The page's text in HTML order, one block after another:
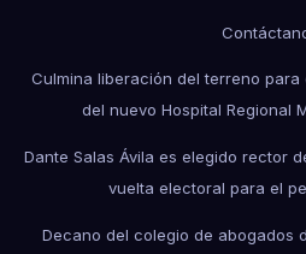
Culmina liberación del terreno
del nuevo Hospital Regional
Dante Salas Ávila es elegido rector
vuelta electoral para el
Decano del colegio de abogados